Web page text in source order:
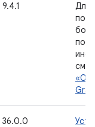
9.4.1
Для
см.
36.0.0